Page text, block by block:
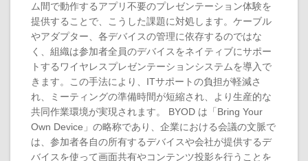
ム間で動作するアプリ不要のプレゼンテーション体験を
提供することで、こうした課題に対処します。ケーブル
やアダプター、各デバイスの管理に依存するのではな
く、組織は参加者全員のデバイスをネイティブにサポー
トするワイヤレスプレゼンテーションシステムを導入で
きます。この手法により、ITサポートの負担が軽減さ
れ、ミーティングの準備時間が短縮され、より生産的な
共同作業環境が実現されます。 BYOD は「Bring Your
Own Device」の略称であり、企業における会議の文脈で
は、参加者各自の所有するデバイスや会社が提供するデ
バイスを使って画面共有やコンテンツ投影を行うことを